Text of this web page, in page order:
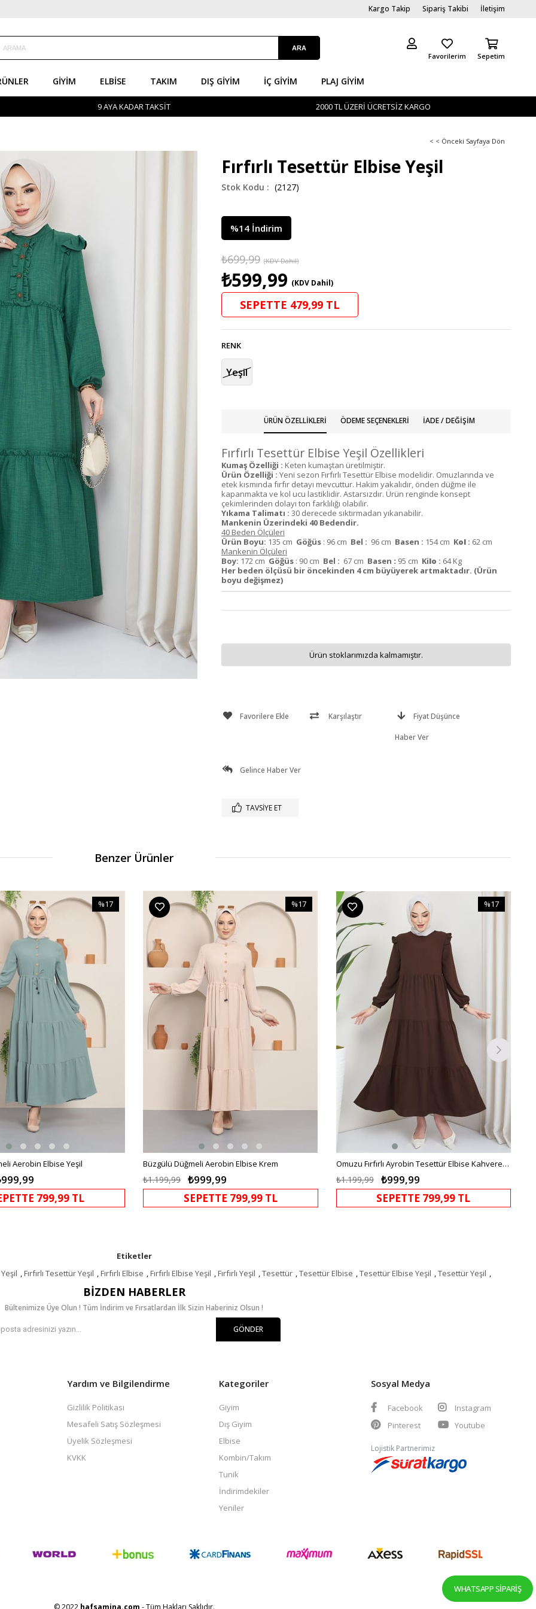
Kargo Takip Sipariş Takibi İletişim
Sepetim
Favorilerim
GIYIM ELBISE TAKIM DIŞ GIYIM İÇ GİYIM PLAJ GIYIM
9 AYA KADAR TAKSİT 2000 TL ÜZERİ ÜCRETSİZ KARGO
< < Önceki Sayfaya Dön
Fırfırlı Tesettür Elbise Yeşil
(2127)
%14 İndirim
₺699,99 (KDV Dahil)
₺599,99 (KDV Dahil)
SEPETTE 479,99 TL
RENK
Yeşil
ÜRÜN ÖZELLIKLERI ÖDEME SEÇENEKLERI İADE / DEĞIŞIM
Fırfırlı Tesettür Elbise Yeşil Özellikleri
Kumaş Özelliği : Keten kumaştan üretilmiştir.
Ürün Özelliği : Yeni sezon Fırfırlı Tesettür Elbise modelidir. Omuzlarında ve
etek kısmında fırfır detayı mevcuttur. Hakim yakalıdır, önden düğme ile
kapanmakta ve kol ucu lastiklidir. Astarsızdır. Ürün renginde konsept
çekimlerinden dolayı ton farklılığı olabilir.
Yıkama Talimatı : 30 derecede sıktırmadan yıkanabilir.
Mankenin Üzerindeki 40 Bedendir.
40 Beden Ölçüleri
Ürün Boyu: 135 cm Göğüs : 96 cm Bel : 96 cm Basen : 154 cm Kol : 62 cm
Mankenin Ölçüleri
Boy: 172 cm Göğüs : 90 cm Bel : 67 cm Basen : 95 cm Kilo : 64 Kg
Her beden ölçüsü bir öncekinden 4 cm büyüyerek artmaktadır. (Ürün
boyu değişmez)
Ürün stoklarımızda kalmamıştır.
Favorilere Ekle Karşılaştır Fiyat Düşünce
Haber Ver
Gelince Haber Ver
TAVSIYE ET
Benzer Ürünler
Aerobin Elbise Yeşil
%17
İndirim
799,99 TL
Büzgülü Düğmeli Aerobin Elbise Krem
₺999,99
₺1.199,99
%17
İndirim
%17İndirim
SEPETTE 799,99 TL
Omuzu Fırfırlı Ayrobin Tesettür Elbise Kahverengi HM2062
₺999,99
₺1.199,99
%17
SEPETTE 799,99 TL
Etiketler
,Fırfırlı Tesettür Yeşil ,Fırfırlı Elbise ,Fırfırlı Elbise Yeşil ,Fırfırlı Yeşil ,Tesettür ,Tesettür Elbise ,Tesettür Elbise Yeşil ,Tesettür Yeşil ,
WHATSAPP SIPARIŞ
BIZDEN HABERLER
Bültenimize Üye Olun ! Tüm İndirim ve Fırsatlardan İlk Sizin Haberiniz Olsun !
GÖNDER
Yardım ve Bilgilendirme
Gizlilik Politikası
Mesafeli Satış Sözleşmesi
Üyelik Sözleşmesi
KVKK
Kategoriler
Giyim
Dış Giyim
Elbise
Kombin/Takım
Tunik
İndirimdekiler
Yeniler
Sosyal Medya
Facebook
Instagram
Pinterest
Youtube
Lojistik Partnerimiz
© 2022 hafsamina.com - Tüm Hakları Saklıdır.